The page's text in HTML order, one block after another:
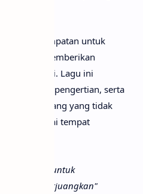
diberi kesempatan untuk
mampu memberikan
yang ia cintai. Lagu ini
dan pengertian, serta
adalah orang yang tidak
ada sebagai tempat
kesempatan untuk
layak diperjuangkan"